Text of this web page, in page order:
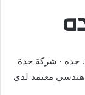
3 شهر و أسبوع. جده · شركة جدة
هندسي معتمد لدي